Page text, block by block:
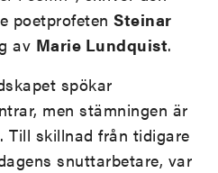
poetprofetenSteinar
av Marie Lundquist.
spökar
men stämningen är
Till skillnad från tidigare
snuttarbetare, var